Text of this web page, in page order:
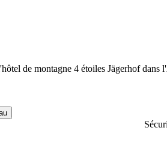
de montagne 4 étoiles Jägerhof